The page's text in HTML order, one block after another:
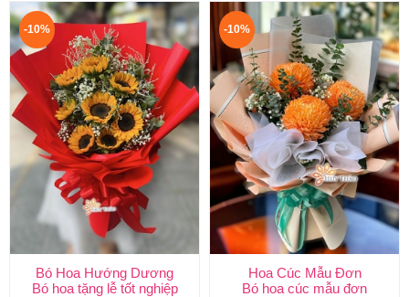
-10%
Bó Hoa Hướng Dương
Bó hoa tặng lễ tốt nghiệp
-10%
Hoa Cúc Mẫu Đơn
Bó hoa cúc mẫu đơn